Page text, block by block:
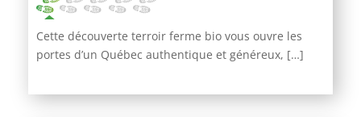
Cette découverte terroir ferme bio vous ouvre les
portes d’un Québec authentique et généreux, […]